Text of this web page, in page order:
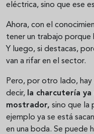
eléctrica, sino que ese
Ahora, con el
tener un trabajo porque
Y luego, si destacas,
van a rifar en el sector.
Pero, por otro lado, hay
decir, la charcutería
mostrador, sino que la
ejemplo ya se está
en una boda. Se puede